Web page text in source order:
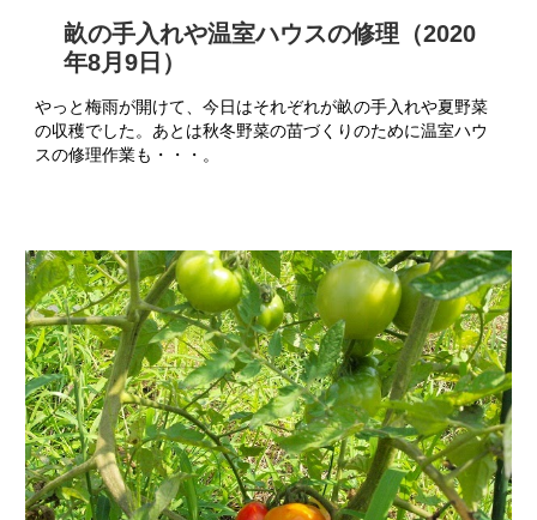
畝の手入れや温室ハウスの修理（2020
年8月9日）
やっと梅雨が開けて、今日はそれぞれが畝の手入れや夏野菜
の収穫でした。あとは秋冬野菜の苗づくりのために温室ハウ
スの修理作業も・・・。